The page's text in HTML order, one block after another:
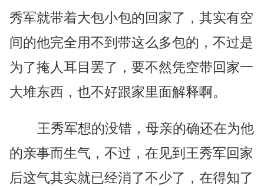
秀军就带着大包小包的回家了，其实有空
间的他完全用不到带这么多包的，不过是
为了掩人耳目罢了，要不然凭空带回家一
大堆东西，也不好跟家里面解释啊。
王秀军想的没错，母亲的确还在为他
的亲事而生气，不过，在见到王秀军回家
后这气其实就已经消了不少了，在得知了